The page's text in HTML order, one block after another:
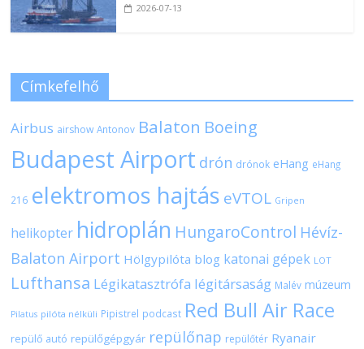
2026-07-13
Címkefelhő
Airbus airshow Antonov Balaton Boeing
Budapest Airport drón drónok eHang eHang
216 elektromos hajtás eVTOL Gripen
helikopter hidroplán HungaroControl Hévíz-
Balaton Airport Hölgypilóta blog katonai gépek LOT
Lufthansa Légikatasztrófa légitársaság Malév múzeum
Pilatus pilóta nélküli Pipistrel podcast Red Bull Air Race
repülő autó repülőgépgyár repülőnap repülőtér Ryanair